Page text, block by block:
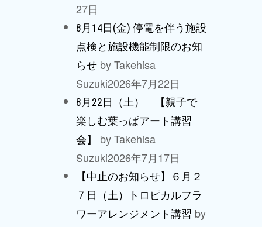
27日
8月14日(金) 停電を伴う施設
点検と施設機能制限のお知
らせ by Takehisa
Suzuki2026年7月22日
8月22日（土） 【親子で
楽しむ葉っぱアート講習
会】
by Takehisa
Suzuki2026年7月17日
【中止のお知らせ】６月２
７日（土）トロピカルフラ
ワーアレンジメント講習 by